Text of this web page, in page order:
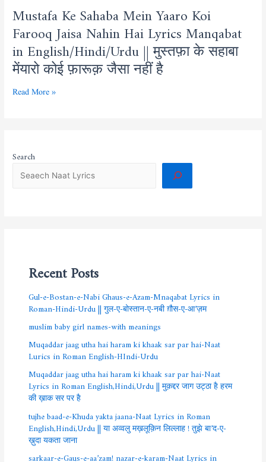
Mustafa Ke Sahaba Mein Yaaro Koi
Farooq Jaisa Nahin Hai Lyrics Manqabat
in English/Hindi/Urdu || मुस्तफ़ा के सहाबा
मेंयारो कोई फ़ारूक़ जैसा नहीं है
Read More »
Search
Recent Posts
Gul-e-Bostan-e-Nabi Ghaus-e-Azam-Mnaqabat Lyrics in
Roman-Hindi-Urdu || गुल-ए-बोस्तान-ए-नबी ग़ौस-ए-आ’ज़म
muslim baby girl names-with meanings
Muqaddar jaag utha hai haram ki khaak sar par hai-Naat
Lurics in Roman English-HIndi-Urdu
Muqaddar jaag utha hai haram ki khaak sar par hai-Naat
Lyrics in Roman English,Hindi,Urdu || मुक़द्दर जाग उट्ठा है हरम
की ख़ाक सर पर है
tujhe baad-e-Khuda yakta jaana-Naat Lyrics in Roman
English,Hindi,Urdu || या अव्वलु मख़लूक़िन लिल्लाह ! तुझे बा’द-ए-
ख़ुदा यकता जाना
sarkaar-e-Gaus-e-aa’zam! nazar-e-karam-Naat Lyrics in